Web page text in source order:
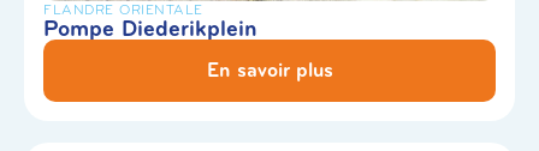
FLANDRE ORIENTALE
Pompe Diederikplein
En savoir plus